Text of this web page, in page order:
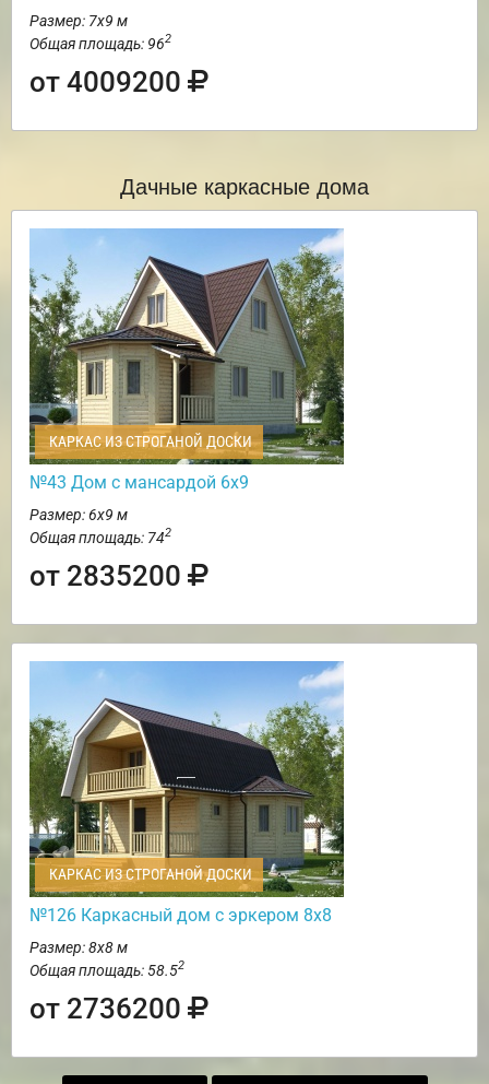
Размер: 7х9 м
Общая площадь: 962
от 4009200
Дачные каркасные дома
КАРКАС ИЗ СТРОГАНОЙ ДОСКИ
№43 Дом с мансардой 6х9
Размер: 6х9 м
Общая площадь: 742
от 2835200
КАРКАС ИЗ СТРОГАНОЙ ДОСКИ
№126 Каркасный дом с эркером 8х8
Размер: 8х8 м
Общая площадь: 58.52
от 2736200